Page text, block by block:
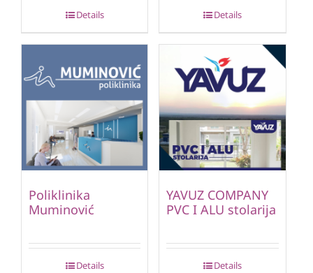
Details Details
Poliklinika
Muminović
Details
YAVUZ COMPANY
PVC I ALU stolarija
Details